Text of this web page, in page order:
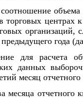
объема
торговых центрах
организаций,
года
для расчета
данных
месяц
месяца отчетного